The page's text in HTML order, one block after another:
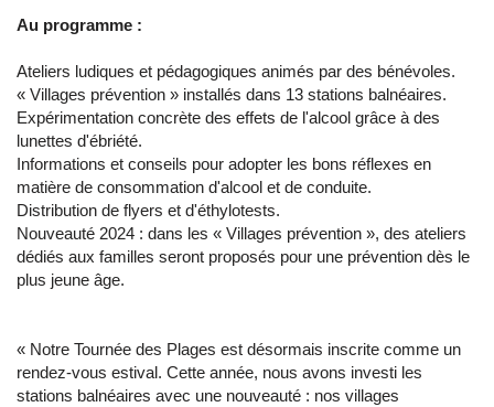
Au programme :
Ateliers ludiques et pédagogiques animés par des bénévoles.
« Villages prévention » installés dans 13 stations balnéaires.
Expérimentation concrète des effets de l'alcool grâce à des
lunettes d'ébriété.
Informations et conseils pour adopter les bons réflexes en
matière de consommation d'alcool et de conduite.
Distribution de flyers et d'éthylotests.
Nouveauté 2024 : dans les « Villages prévention », des ateliers
dédiés aux familles seront proposés pour une prévention dès le
plus jeune âge.
« Notre Tournée des Plages est désormais inscrite comme un
rendez-vous estival. Cette année, nous avons investi les
stations balnéaires avec une nouveauté : nos villages